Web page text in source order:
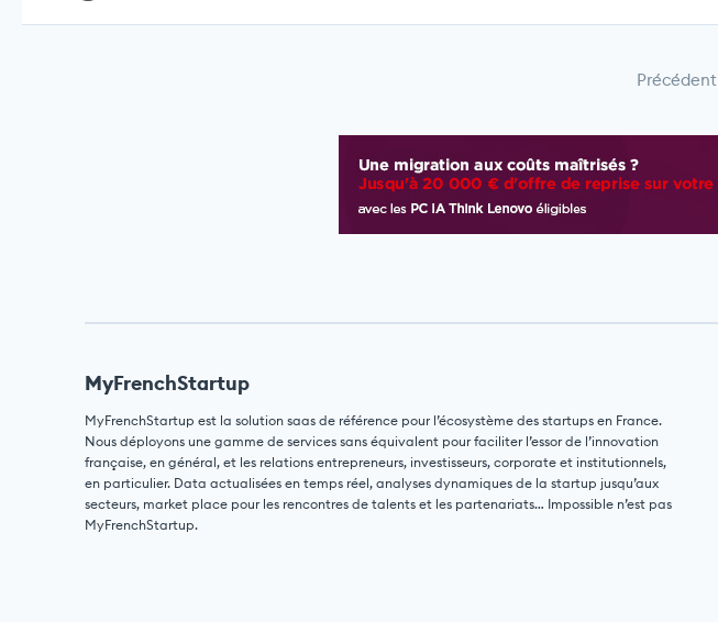
Précédent
MyFrenchStartup
MyFrenchStartup est la solution saas de référence pour l’écosystème des startups en France.
Nous déployons une gamme de services sans équivalent pour faciliter l’essor de l’innovation
française, en général, et les relations entrepreneurs, investisseurs, corporate et institutionnels,
en particulier. Data actualisées en temps réel, analyses dynamiques de la startup jusqu’aux
secteurs, market place pour les rencontres de talents et les partenariats… Impossible n’est pas
MyFrenchStartup.